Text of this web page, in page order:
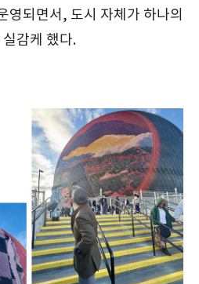
영되면서, 도시 자체가 하나의
감케 했다.